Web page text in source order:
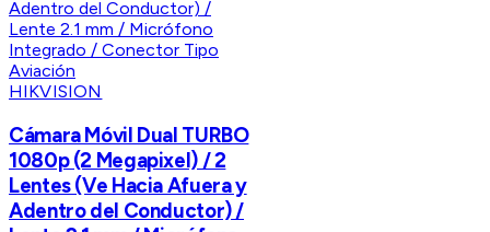
HIKVISION
Cámara Móvil Dual TURBO
1080p (2 Megapixel) / 2
Lentes (Ve Hacia Afuera y
Adentro del Conductor) /